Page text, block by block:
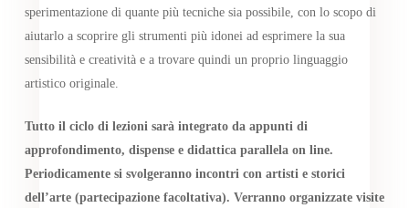
sperimentazione di quante più tecniche sia possibile, con lo scopo di
aiutarlo a scoprire gli strumenti più idonei ad esprimere la sua
sensibilità e creatività e a trovare quindi un proprio linguaggio
artistico originale.
Tutto il ciclo di lezioni sarà integrato da appunti di
approfondimento, dispense e didattica parallela on line.
Periodicamente si svolgeranno incontri con artisti e storici
dell’arte (partecipazione facoltativa). Verranno organizzate visite